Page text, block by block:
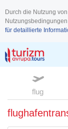
Durch die Nutzung
für detaillierte
flug